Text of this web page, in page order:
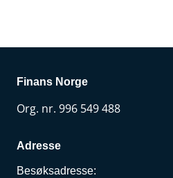
Finans Norge
Org. nr. 996 549 488
Adresse
Besøksadresse: